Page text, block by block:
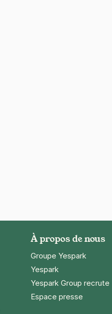
À propos de nous
Groupe Yespark
Yespark
Yespark Group recrute
Espace presse